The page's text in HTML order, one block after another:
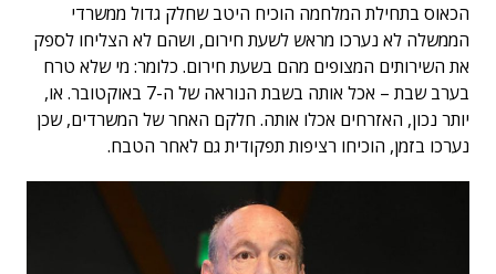
הכאוס בתחילת המלחמה הוכיח היטב שחלק גדול ממשרדי
הממשלה לא נערכו מראש לשעת חירום, ושהם לא הצליחו לספק
את השירותים המצופים מהם בשעת חירום. כלומר: מי שלא טרח
בערב שבת – אכל אותה בשבת הנוראה של ה-7 באוקטובר. או,
יותר נכון, האזרחים אכלו אותה. חלקם האחר של המשרדים, שכן
נערכו בזמן, הוכיחו רציפות תפקודית גם לאחר הטבח.